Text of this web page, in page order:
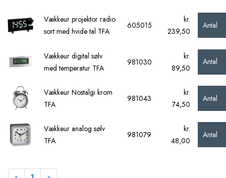
Vækkeur projektor radio
sort med hvide tal TFA
605015
kr.
239,50
Antal
Vækkeur digital sølv
med temperatur TFA
981030
kr.
89,50
Antal
Vækkeur Nostalgi krom
TFA
981043
kr.
74,50
Antal
Vækkeur analog sølv
TFA
981079
kr.
48,00
Antal